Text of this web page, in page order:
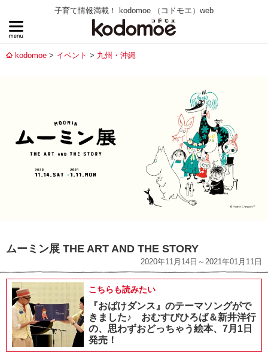
子育て情報満載！ kodomoe （コドモエ）web
kodomoe イベント 九州・沖縄
ムーミン展 THE ART AND THE STORY
2020年11月14日～2021年01月11日
こちらも読みたい
『おばけダンス』のテーマソングがで
きました♪ おむすびひろば＆新井洋行
の、思わずおどっちゃう絵本、7月1日
発売！